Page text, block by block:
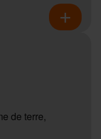
de terre,